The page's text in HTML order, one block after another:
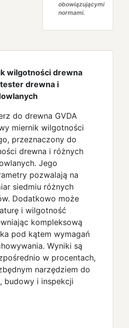
obowiązującymi
normami.
wilgotności drewna
drewna i
do drewna GVDA
miernik wilgotności
przeznaczony do
drewna i różnych
Jego
pozwalają na
siedmiu różnych
Dodatkowo może
i wilgotność
kompleksową
pod kątem wymagań
Wyniki są
w procentach,
narzędziem do
budowy i inspekcji